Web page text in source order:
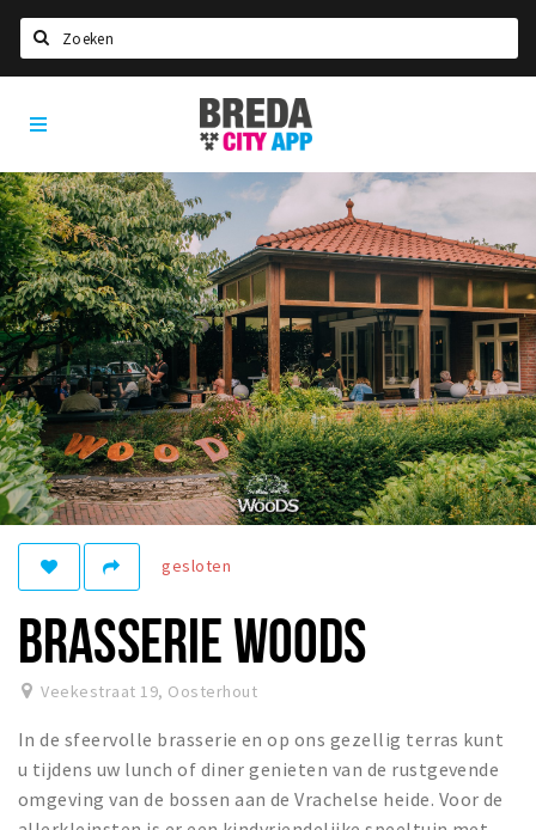
Home
Agenda
Deals
Party pics
Nieuws, interviews & blogs
Eten
Drinken
Slapen
Recreatief
Winkels
Winkelgebieden
Bezienswaardigheden
Musea, theaters & podia
Uitjes & activiteiten
Toeristische routes
Natuurgebieden
Breda
City
App
gesloten
BRASSERIE WOODS
Veekestraat 19, Oosterhout
In de sfeervolle brasserie en op ons gezellig terras kunt
u tijdens uw lunch of diner genieten van de rustgevende
omgeving van de bossen aan de Vrachelse heide. Voor de